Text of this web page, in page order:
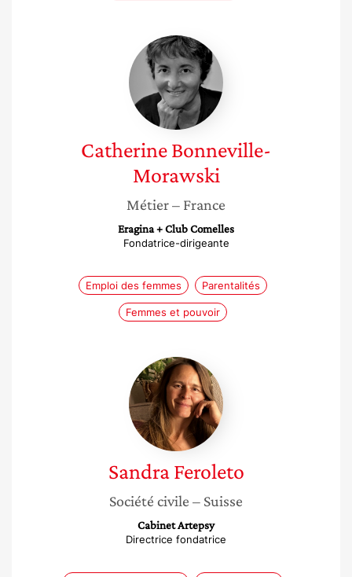
Catherine
Bonneville-
Morawski
CatherineBonneville-
Morawski
Métier– France
Eragina + Club Comelles
Fondatrice-dirigeante
Emploi des femmes Parentalités
Femmes et pouvoir
Sandra
Feroleto
Sandra Feroleto
Société civile – Suisse
Cabinet Artepsy
Directrice fondatrice